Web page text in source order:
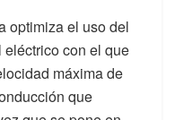
optimiza el uso del
eléctrico con el que
máxima de
que